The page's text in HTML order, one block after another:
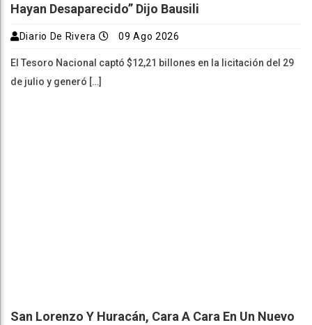
Hayan Desaparecido” Dijo Bausili
Diario De Rivera 09 Ago 2026
El Tesoro Nacional captó $12,21 billones en la licitación del 29
de julio y generó […]
San Lorenzo Y Huracán, Cara A Cara En Un Nuevo